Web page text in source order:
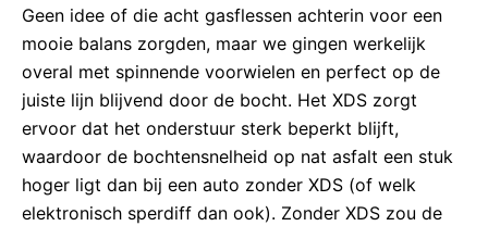
Geen idee of die acht gasflessen achterin voor een
mooie balans zorgden, maar we gingen werkelijk
overal met spinnende voorwielen en perfect op de
juiste lijn blijvend door de bocht. Het XDS zorgt
ervoor dat het onderstuur sterk beperkt blijft,
waardoor de bochtensnelheid op nat asfalt een stuk
hoger ligt dan bij een auto zonder XDS (of welk
elektronisch sperdiff dan ook). Zonder XDS zou de